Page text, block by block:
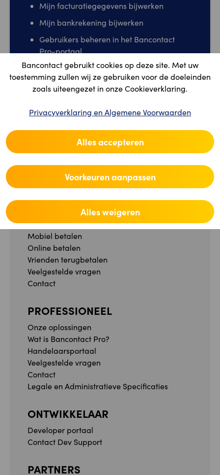
Bancontact gebruikt cookies op deze site. Met uw
toestemming zullen wij ze gebruiken voor de doeleinden
zoals uiteengezet in onze Cookieverklaring.
Privacyverklaring en Algemene Voorwaarden
Alles accepteren
Voorkeuren aanpassen
Alles weigeren
Mijn facturatiegegevens bijwerken
Mijn bankrekening bijwerken
Gebruikers beheren in het Bancontact
Pro-portaal
Naam/adres van mijn winkel bewerken
Mijn account opzeggen
portaal
CONSUMENT
Mobiel betalen
Online betalen
Vrienden terugbetalen
Veelgestelde vragen
Contact
PROFESSIONEEL
Onze oplossingen
Wat is Bancontact Pro?
Handelaarsportaal
Veelgestelde vragen
Contact
Legale en Administratieve Specificaties
ONTWIKKELAAR
Developer portaal
Contact Dev Support
PARTNERS